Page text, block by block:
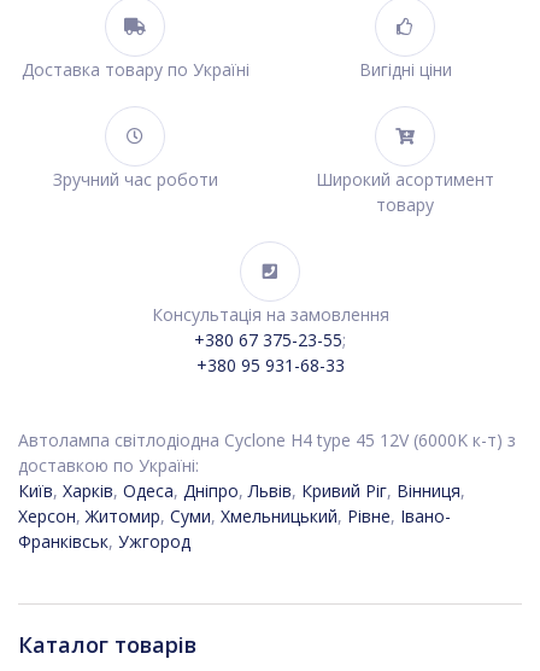
Доставка товару по Україні Вигідні ціни
Зручний час роботи
Широкий асортимент
товару
Консультація на замовлення
+380 67 375-23-55;
+380 95 931-68-33
Автолампа світлодіодна Cyclone H4 type 45 12V (6000K к-т) з
доставкою по Україні:
Київ, Харків, Одеса, Дніпро,Львів, Кривий Ріг, Вінниця,
Херсон,Житомир, Суми, Хмельницький, Рівне, Івано-
Франківськ, Ужгород
Каталог товарів